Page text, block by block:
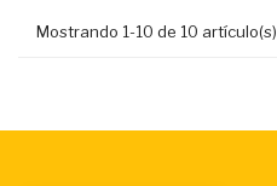
Mostrando 1-10 de 10 artículo(s)